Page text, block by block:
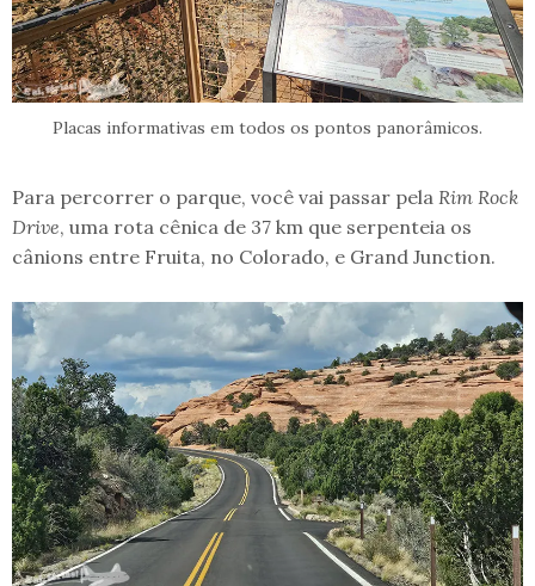
Placas informativas em todos os pontos panorâmicos.
Para percorrer o parque, você vai passar pela Rim Rock
Drive, uma rota cênica de 37 km que serpenteia os
cânions entre Fruita, no Colorado, e Grand Junction.